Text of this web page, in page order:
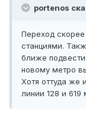
portenos
Переход
станциями.
ближе подвести
новому метро
Хотя оттуда же
линии 128 и 619